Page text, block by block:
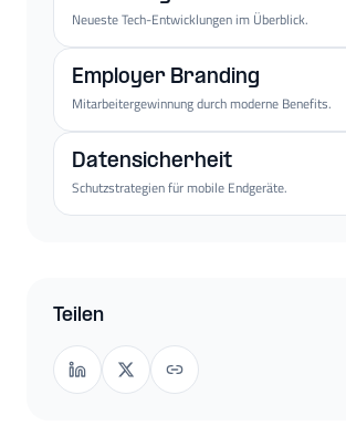
Neueste Tech-Entwicklungen im Überblick.
Employer Branding
Mitarbeitergewinnung durch moderne Benefits.
Datensicherheit
Schutzstrategien für mobile Endgeräte.
Teilen